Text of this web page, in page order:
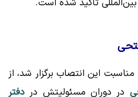
تأکید شده است.
این انتصاب برگزار شد، از
در دوران مسئولیتش در دفتر